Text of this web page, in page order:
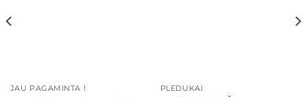
JAU PAGAMINTA ! PLEDUKAI